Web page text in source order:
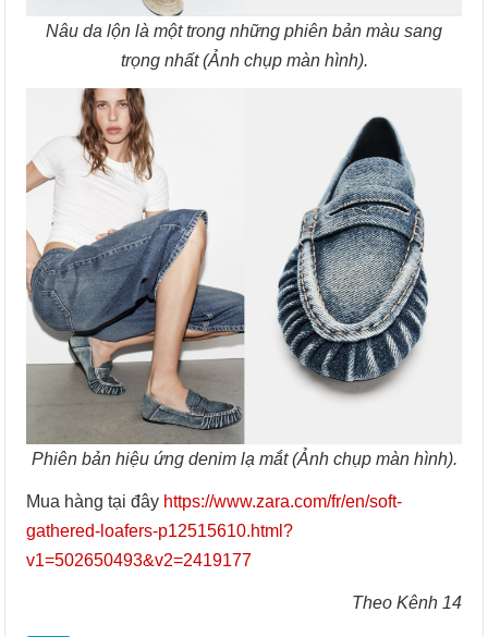
Nâu da lộn là một trong những phiên bản màu sang
trọng nhất (Ảnh chụp màn hình).
Phiên bản hiệu ứng denim lạ mắt (Ảnh chụp màn hình).
Mua hàng tại đây https://www.zara.com/fr/en/soft-
gathered-loafers-p12515610.html?
v1=502650493&v2=2419177
Theo Kênh 14